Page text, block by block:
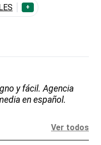
+
y fácil. Agencia
en español.
Ver todos